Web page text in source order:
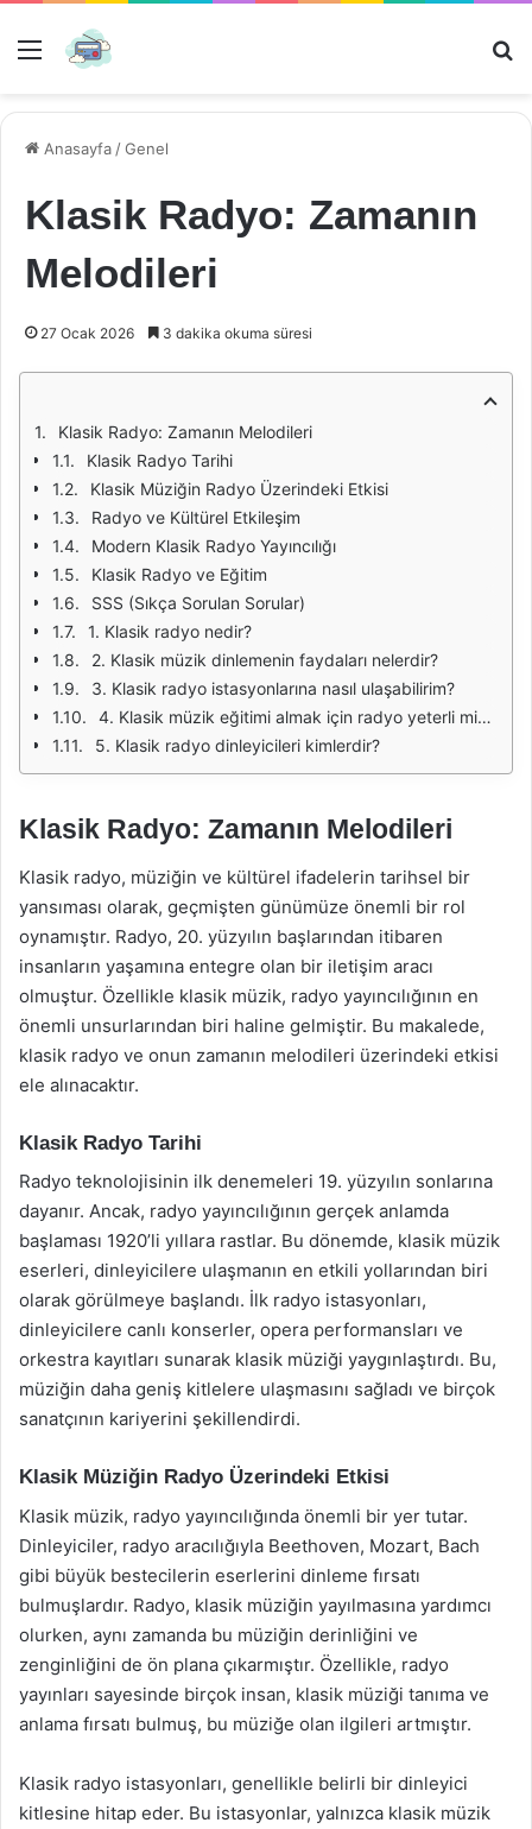
Menü
Anasayfa /Genel
Klasik Radyo: Zamanın
Melodileri
27 Ocak 2026 3 dakika okuma süresi
Klasik Radyo: Zamanın Melodileri
Klasik Radyo Tarihi
Klasik Müziğin Radyo Üzerindeki Etkisi
Radyo ve Kültürel Etkileşim
Modern Klasik Radyo Yayıncılığı
Klasik Radyo ve Eğitim
SSS (Sıkça Sorulan Sorular)
1. Klasik radyo nedir?
2. Klasik müzik dinlemenin faydaları nelerdir?
3. Klasik radyo istasyonlarına nasıl ulaşabilirim?
4. Klasik müzik eğitimi almak için radyo yeterli midir?
5. Klasik radyo dinleyicileri kimlerdir?
Klasik Radyo: Zamanın Melodileri
Klasik radyo, müziğin ve kültürel ifadelerin tarihsel bir
yansıması olarak, geçmişten günümüze önemli bir rol
oynamıştır. Radyo, 20. yüzyılın başlarından itibaren
insanların yaşamına entegre olan bir iletişim aracı
olmuştur. Özellikle klasik müzik, radyo yayıncılığının en
önemli unsurlarından biri haline gelmiştir. Bu makalede,
klasik radyo ve onun zamanın melodileri üzerindeki etkisi
ele alınacaktır.
Klasik Radyo Tarihi
Radyo teknolojisinin ilk denemeleri 19. yüzyılın sonlarına
dayanır. Ancak, radyo yayıncılığının gerçek anlamda
başlaması 1920’li yıllara rastlar. Bu dönemde, klasik müzik
eserleri, dinleyicilere ulaşmanın en etkili yollarından biri
olarak görülmeye başlandı. İlk radyo istasyonları,
dinleyicilere canlı konserler, opera performansları ve
orkestra kayıtları sunarak klasik müziği yaygınlaştırdı. Bu,
müziğin daha geniş kitlelere ulaşmasını sağladı ve birçok
sanatçının kariyerini şekillendirdi.
Klasik Müziğin Radyo Üzerindeki Etkisi
Klasik müzik, radyo yayıncılığında önemli bir yer tutar.
Dinleyiciler, radyo aracılığıyla Beethoven, Mozart, Bach
gibi büyük bestecilerin eserlerini dinleme fırsatı
bulmuşlardır. Radyo, klasik müziğin yayılmasına yardımcı
olurken, aynı zamanda bu müziğin derinliğini ve
zenginliğini de ön plana çıkarmıştır. Özellikle, radyo
yayınları sayesinde birçok insan, klasik müziği tanıma ve
anlama fırsatı bulmuş, bu müziğe olan ilgileri artmıştır.
Klasik radyo istasyonları, genellikle belirli bir dinleyici
kitlesine hitap eder. Bu istasyonlar, yalnızca klasik müzik